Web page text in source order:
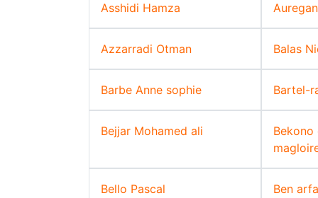
Asshidi Hamza
Azzarradi Otman Balas
Barbe Anne sophie Bartel-
Bejjar Mohamed ali
Bekono
Bello Pascal Ben